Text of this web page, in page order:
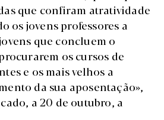
que confiram atratividade
os jovens professores a
que concluem o
os cursos de
e os mais velhos a
da sua aposentação»,
a 20 de outubro, a